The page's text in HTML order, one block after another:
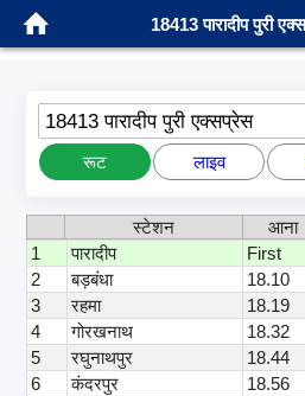
18413 पारादीप पुरी
18413 पारादीप पुरी एक्सप्रेस
रूट लाइव
स्टेशन आना
1
पारादीप First
2
बड़बंधा 18.10
3
रहमा 18.19
4
गोरखनाथ 18.32
5
रघुनाथपुर 18.44
6
कंदरपुर 18.56